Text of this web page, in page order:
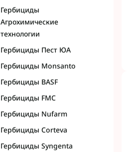
Гербициды
Агрохимические
технологии
Гербициды Пест ЮА
Гербициды Monsanto
Гербициды BASF
Гербициды FMC
Гербициды Nufarm
Гербициды Corteva
Гербициды Syngenta